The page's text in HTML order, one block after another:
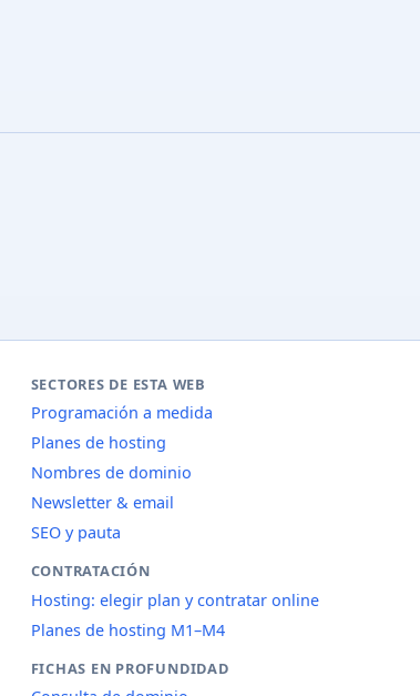
SECTORES DE ESTA WEB
Programación a medida
Planes de hosting
Nombres de dominio
Newsletter & email
SEO y pauta
CONTRATACIÓN
Hosting: elegir plan y contratar online
Planes de hosting M1–M4
FICHAS EN PROFUNDIDAD